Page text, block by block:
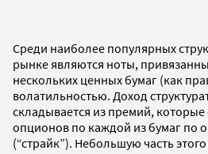
Среди наиболее популярных
рынке являются ноты,
нескольких ценных бумаг (как
волатильностью. Доход
складывается из премий,
опционов по каждой из бумаг по
(“страйк”). Небольшую часть